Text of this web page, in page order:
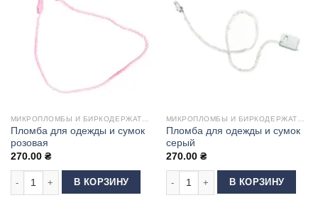
Пломба для одежды и сумок
розовая
270.00 ₴
Количество товара Пломба для одежды и сумок розовая
В КОРЗИНУ
Пломба для одежды и сумок
серый
270.00 ₴
Количество товара Пломба для
В КОРЗИНУ